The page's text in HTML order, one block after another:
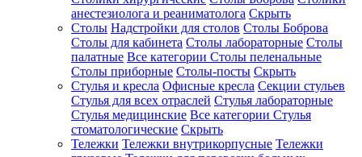
анестезиолога и реаниматолога Скрыть
Столы Надстройки для столов Столы Боброва
Столы для кабинета Столы лабораторные Столы
палатные Все категории Столы пеленальные
Столы приборные Столы-посты Скрыть
Стулья и кресла Офисные кресла Секции стульев
Стулья для всех отраслей Стулья лабораторные
Стулья медицинские Все категории Стулья
стоматологические Скрыть
Тележки Тележки внутрикорпусные Тележки